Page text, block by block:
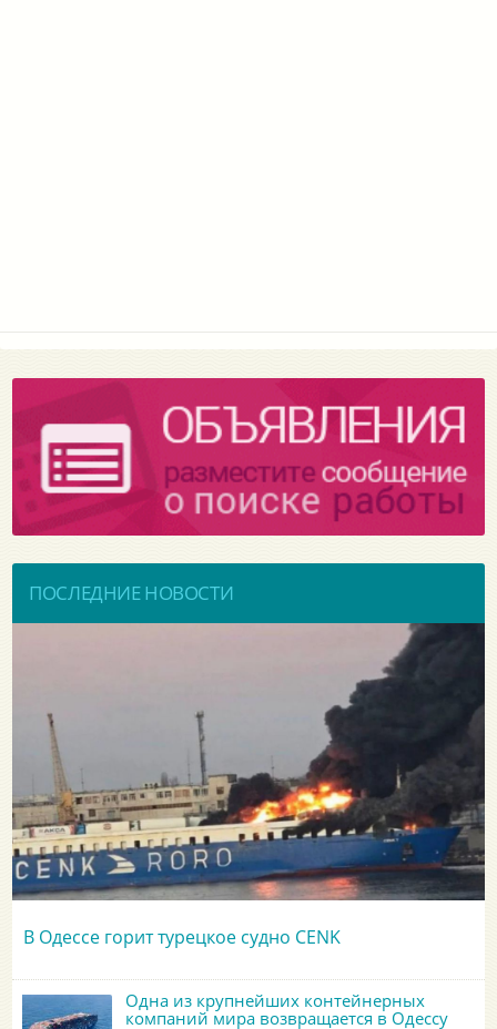
ПОСЛЕДНИЕ НОВОСТИ
В Одессе горит турецкое судно CENK
Одна из крупнейших контейнерных
компаний мира возвращается в Одессу